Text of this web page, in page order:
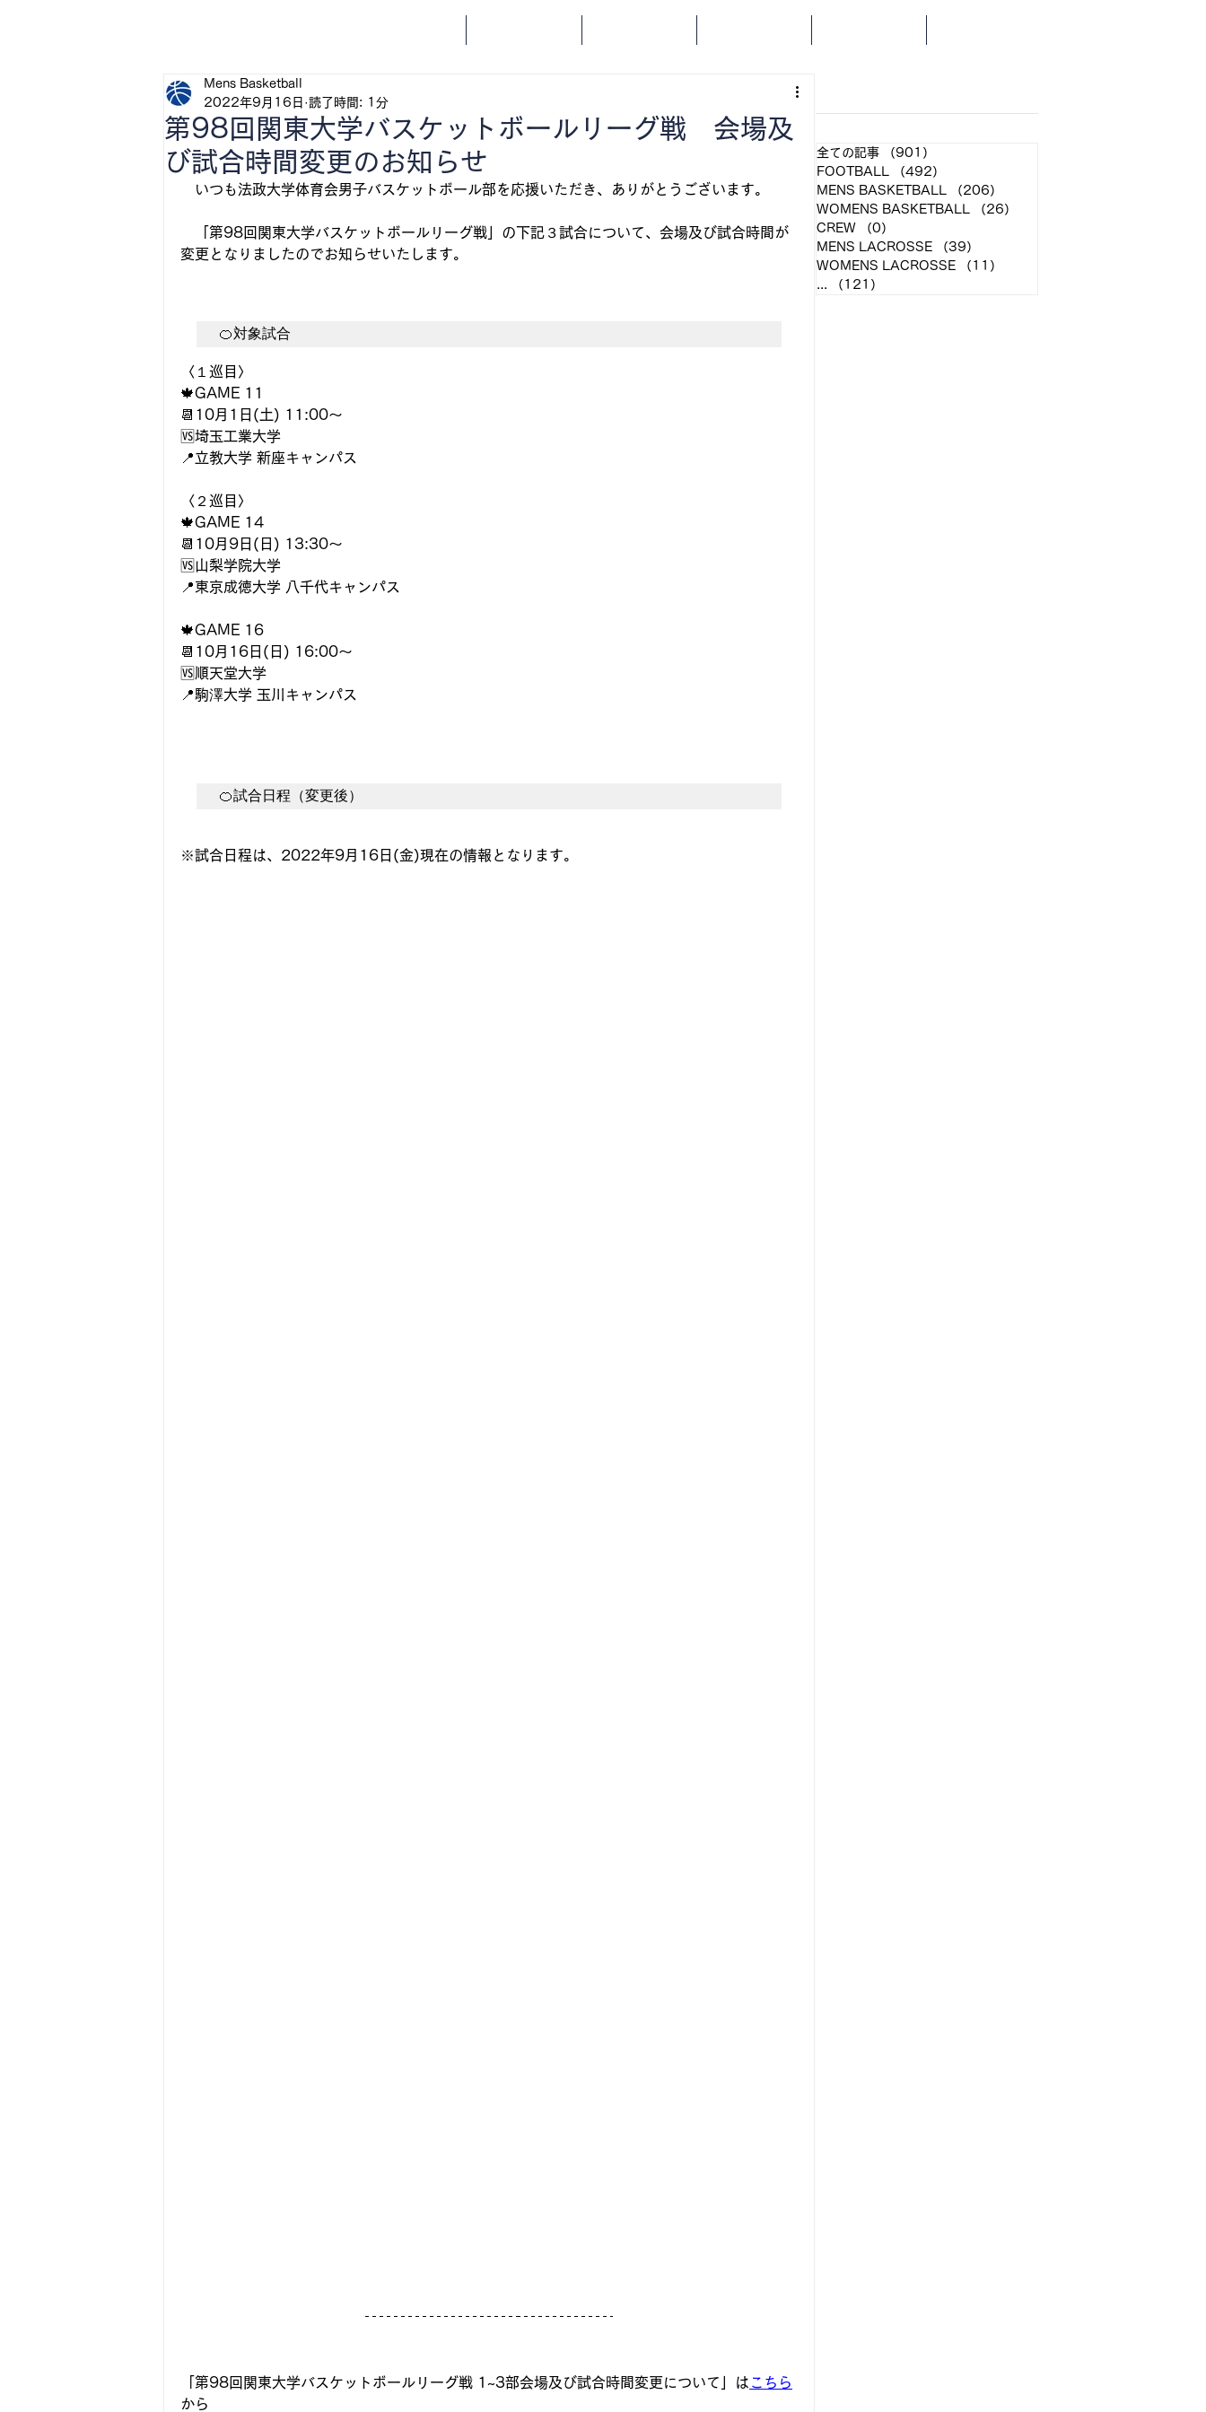
第98回関東大学バスケットボールリーグ戦 会場及
び試合時間変更のお知らせ
Mens Basketball
2022年9月16日 読了時間: 1分
いつも法政大学体育会男子バスケットボール部を応援いただき、ありがとうございます。
「第98回関東大学バスケットボールリーグ戦」の下記３試合について、会場及び試合時間が
変更となりましたのでお知らせいたします。
🍊対象試合
〈１巡目〉
🍁GAME 11
📆10月1日(土) 11:00〜
🆚埼玉工業大学
📍立教大学 新座キャンパス
〈２巡目〉
🍁GAME 14
📆10月9日(日) 13:30〜
🆚山梨学院大学
📍東京成徳大学 八千代キャンパス
🍁GAME 16
📆10月16日(日) 16:00〜
🆚順天堂大学
📍駒澤大学 玉川キャンパス
🍊試合日程（変更後）
※試合日程は、2022年9月16日(金)現在の情報となります。
「第98回関東大学バスケットボールリーグ戦 1~3部会場及び試合時間変更について」は こちら
から
全ての記事 （901）
FOOTBALL
（492）
MENS BASKETBALL
（206）
WOMENS BASKETBALL
（26）
CREW
（0）
MENS LACROSSE
（39）
WOMENS LACROSSE
（11）
...
（121）